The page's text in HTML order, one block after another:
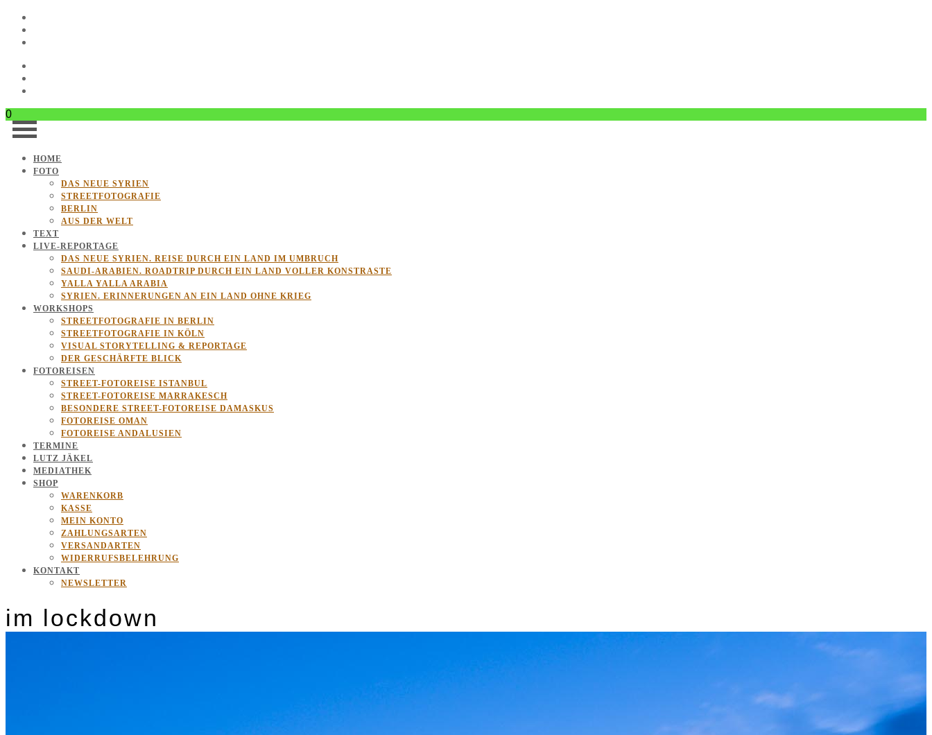
0
HOME
FOTO
DAS NEUE SYRIEN
STREETFOTOGRAFIE
BERLIN
AUS DER WELT
TEXT
LIVE-REPORTAGE
DAS NEUE SYRIEN. REISE DURCH EIN LAND IM UMBRUCH
SAUDI-ARABIEN. ROADTRIP DURCH EIN LAND VOLLER KONSTRASTE
YALLA YALLA ARABIA
SYRIEN. ERINNERUNGEN AN EIN LAND OHNE KRIEG
WORKSHOPS
STREETFOTOGRAFIE IN BERLIN
STREETFOTOGRAFIE IN KÖLN
VISUAL STORYTELLING & REPORTAGE
DER GESCHÄRFTE BLICK
FOTOREISEN
STREET-FOTOREISE ISTANBUL
STREET-FOTOREISE MARRAKESCH
BESONDERE STREET-FOTOREISE DAMASKUS
FOTOREISE OMAN
FOTOREISE ANDALUSIEN
TERMINE
LUTZ JÄKEL
MEDIATHEK
SHOP
WARENKORB
KASSE
MEIN KONTO
ZAHLUNGSARTEN
VERSANDARTEN
WIDERRUFSBELEHRUNG
KONTAKT
NEWSLETTER
im lockdown